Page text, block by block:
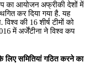
का आयोजन अफ्रीकी देशों में
कर दिया गया है. यह
की 16 शीर्ष टीमों को
में अर्जेंटीना ने विश्‍व कप
लिए समितियां गठित करने का